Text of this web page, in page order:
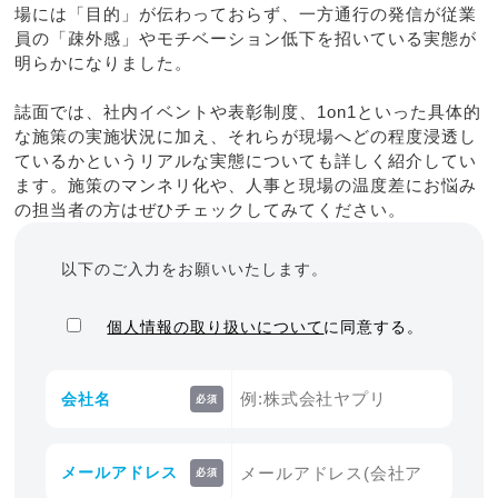
場には「目的」が伝わっておらず、一方通行の発信が従業
員の「疎外感」やモチベーション低下を招いている実態が
明らかになりました。
誌面では、社内イベントや表彰制度、1on1といった具体的
な施策の実施状況に加え、それらが現場へどの程度浸透し
ているかというリアルな実態についても詳しく紹介してい
ます。施策のマンネリ化や、人事と現場の温度差にお悩み
の担当者の方はぜひチェックしてみてください。
以下のご入力をお願いいたします。
個人情報の取り扱いについてに同意する。
会社名 必須
メールアドレス 必須